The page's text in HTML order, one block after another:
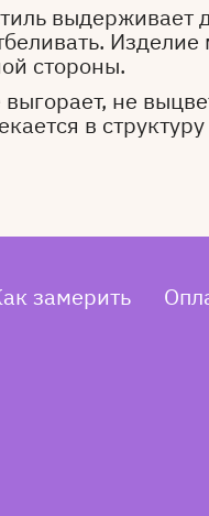
стороны.
не
в
замерить